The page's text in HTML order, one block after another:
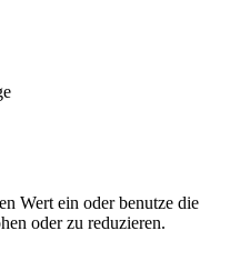
Wert ein oder benutze die
oder zu reduzieren.